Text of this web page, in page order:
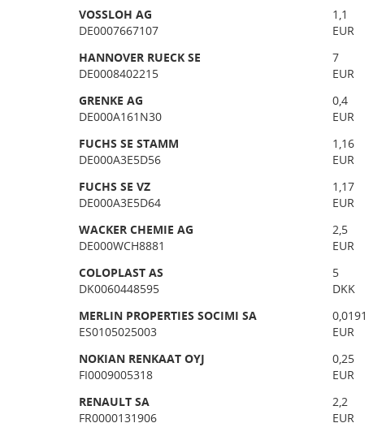
VOSSLOH AG
DE0007667107
1,1
EUR
HANNOVER RUECK SE
DE0008402215
7
EUR
GRENKE AG
DE000A161N30
0,4
EUR
FUCHS SE STAMM
DE000A3E5D56
1,16
EUR
FUCHS SE VZ
DE000A3E5D64
1,17
EUR
WACKER CHEMIE AG
DE000WCH8881
2,5
EUR
COLOPLAST AS
DK0060448595
5
DKK
MERLIN PROPERTIES SOCIMI SA
ES0105025003
0,0191
EUR
NOKIAN RENKAAT OYJ
FI0009005318
0,25
EUR
RENAULT SA
FR0000131906
2,2
EUR